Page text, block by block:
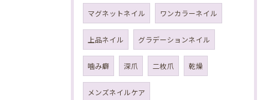
マグネットネイル ワンカラーネイル
上品ネイル グラデーションネイル
噛み癖 深爪 二枚爪 乾燥
メンズネイルケア